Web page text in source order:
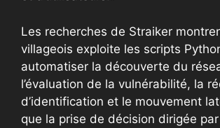
Les recherches de Straiker
villageois exploite les scripts
automatiser la découverte du
l’évaluation de la vulnérabilité, la
d’identification et le mouvement
que la prise de décision dirigée par